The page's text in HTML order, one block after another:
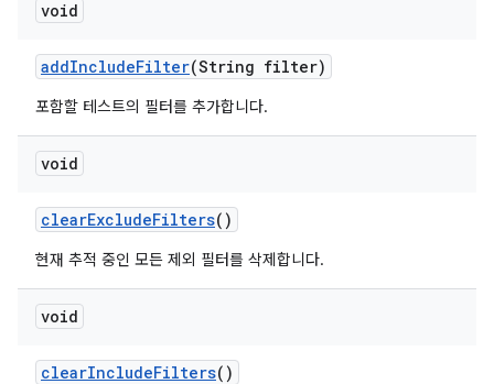
void
addIncludeFilter(String filter)
포함할 테스트의 필터를 추가합니다.
void
clearExcludeFilters()
현재 추적 중인 모든 제외 필터를 삭제합니다.
void
clearIncludeFilters()